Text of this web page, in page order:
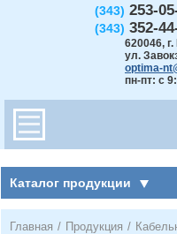
(343) 253-
(343) 352-
620046,
ул.
optima-
пн-пт: с
Каталог продукции
Главная / Продукция /